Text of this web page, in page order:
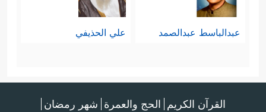
عبدالباسط عبدالصمد علي الحذيفي
القرآن الكريم الحج والعمرة شهر رمضان